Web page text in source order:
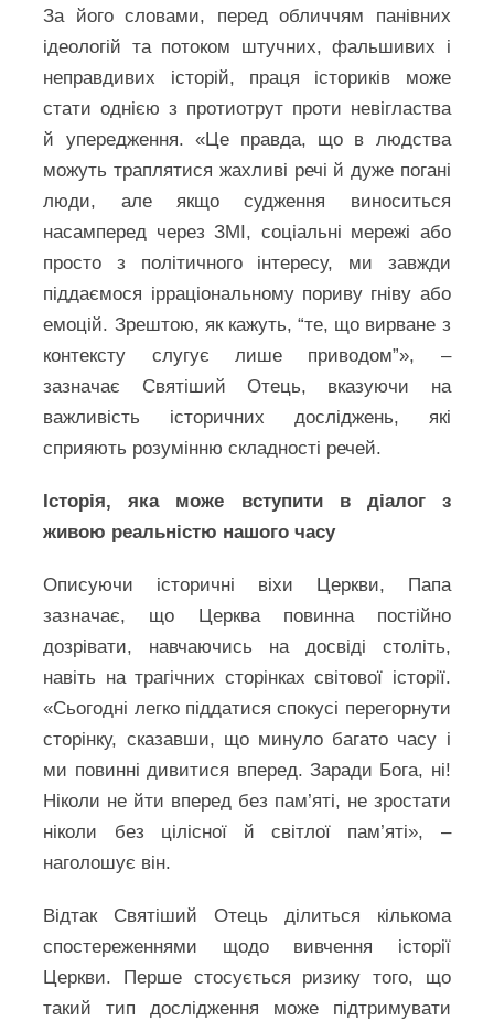
За його словами, перед обличчям панівних
ідеологій та потоком штучних, фальшивих і
неправдивих історій, праця істориків може
стати однією з протиотрут проти невігластва
й упередження. «Це правда, що в людства
можуть траплятися жахливі речі й дуже погані
люди, але якщо судження виноситься
насамперед через ЗМІ, соціальні мережі або
просто з політичного інтересу, ми завжди
піддаємося ірраціональному пориву гніву або
емоцій. Зрештою, як кажуть, “те, що вирване з
контексту слугує лише приводом”», –
зазначає Святіший Отець, вказуючи на
важливість історичних досліджень, які
сприяють розумінню складності речей.
Історія, яка може вступити в діалог з
живою реальністю нашого часу
Описуючи історичні віхи Церкви, Папа
зазначає, що Церква повинна постійно
дозрівати, навчаючись на досвіді століть,
навіть на трагічних сторінках світової історії.
«Сьогодні легко піддатися спокусі перегорнути
сторінку, сказавши, що минуло багато часу і
ми повинні дивитися вперед. Заради Бога, ні!
Ніколи не йти вперед без пам’яті, не зростати
ніколи без цілісної й світлої пам’яті», –
наголошує він.
Відтак Святіший Отець ділиться кількома
спостереженнями щодо вивчення історії
Церкви. Перше стосується ризику того, що
такий тип дослідження може підтримувати